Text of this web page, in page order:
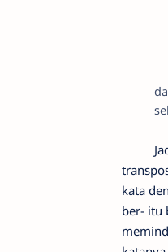
kata
ber- itu